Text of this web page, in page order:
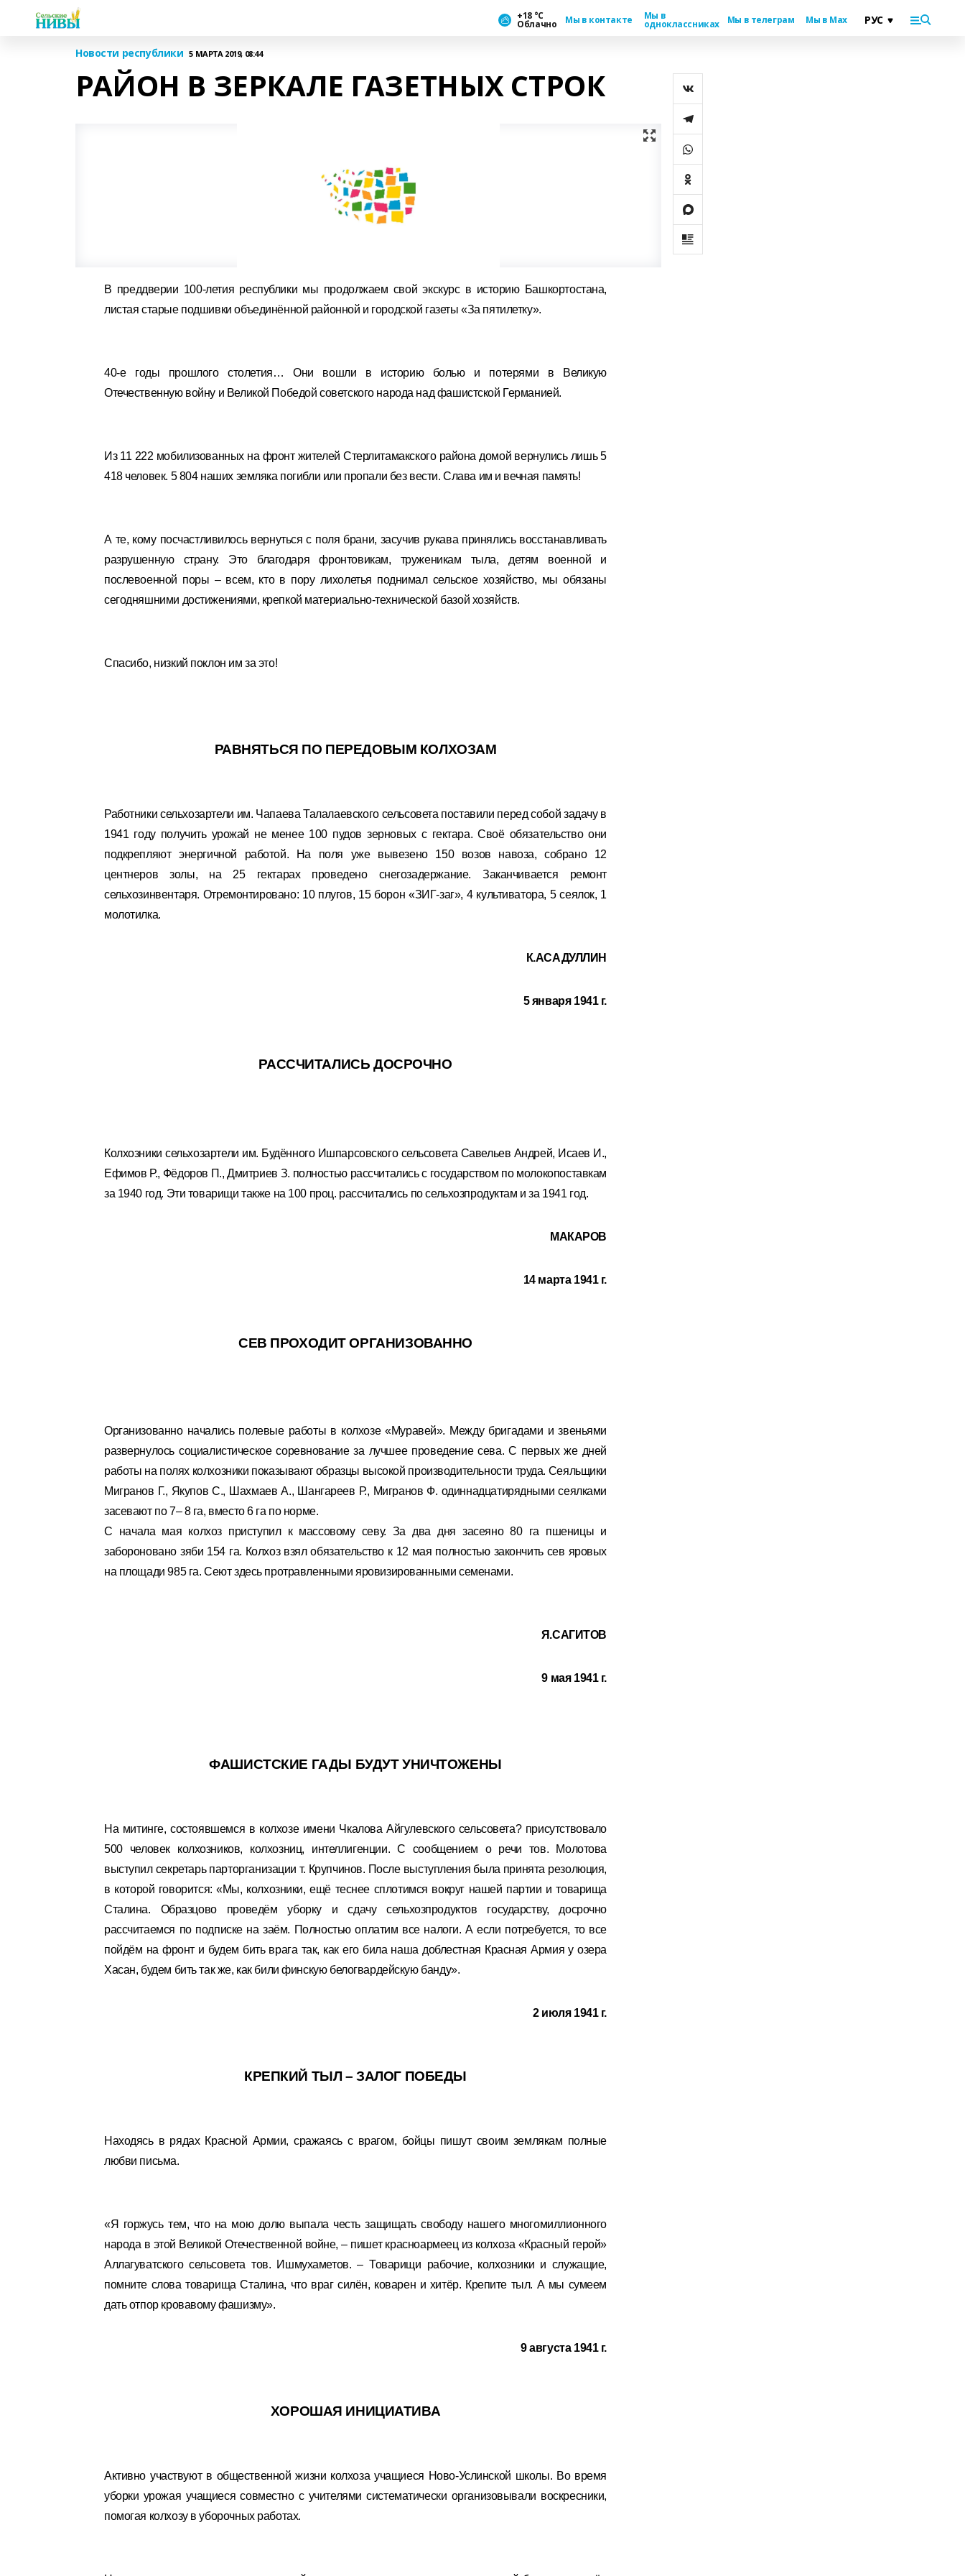
+18 °С
Облачно Мы в контакте Мы в
одноклассниках Мы в телеграм Мы в Max
Новости республики 5 МАРТА 2019, 08:44
РАЙОН В ЗЕРКАЛЕ ГАЗЕТНЫХ СТРОК
В преддверии 100-летия республики мы продолжаем свой экскурс в историю Башкортостана,
листая старые подшивки объединённой районной и городской газеты «За пятилетку».
40-е годы прошлого столетия… Они вошли в историю болью и потерями в Великую
Отечественную войну и Великой Победой советского народа над фашистской Германией.
Из 11 222 мобилизованных на фронт жителей Стерлитамакского района домой вернулись лишь 5
418 человек. 5 804 наших земляка погибли или пропали без вести. Слава им и вечная память!
А те, кому посчастливилось вернуться с поля брани, засучив рукава принялись восстанавливать
разрушенную страну. Это благодаря фронтовикам, труженикам тыла, детям военной и
послевоенной поры – всем, кто в пору лихолетья поднимал сельское хозяйство, мы обязаны
сегодняшними достижениями, крепкой материально-технической базой хозяйств.
Спасибо, низкий поклон им за это!
РАВНЯТЬСЯ ПО ПЕРЕДОВЫМ КОЛХОЗАМ
Работники сельхозартели им. Чапаева Талалаевского сельсовета поставили перед собой задачу в
1941 году получить урожай не менее 100 пудов зерновых с гектара. Своё обязательство они
подкрепляют энергичной работой. На поля уже вывезено 150 возов навоза, собрано 12
центнеров золы, на 25 гектарах проведено снегозадержание. Заканчивается ремонт
сельхозинвентаря. Отремонтировано: 10 плугов, 15 борон «ЗИГ-заг», 4 культиватора, 5 сеялок, 1
молотилка.
К.АСАДУЛЛИН
5 января 1941 г.
РАССЧИТАЛИСЬ ДОСРОЧНО
Колхозники сельхозартели им. Будённого Ишпарсовского сельсовета Савельев Андрей, Исаев И.,
Ефимов Р., Фёдоров П., Дмитриев З. полностью рассчитались с государством по молокопоставкам
за 1940 год. Эти товарищи также на 100 проц. рассчитались по сельхозпродуктам и за 1941 год.
МАКАРОВ
14 марта 1941 г.
СЕВ ПРОХОДИТ ОРГАНИЗОВАННО
Организованно начались полевые работы в колхозе «Муравей». Между бригадами и звеньями
развернулось социалистическое соревнование за лучшее проведение сева. С первых же дней
работы на полях колхозники показывают образцы высокой производительности труда. Сеяльщики
Мигранов Г., Якупов С., Шахмаев А., Шангареев Р., Мигранов Ф. одиннадцатирядными сеялками
засевают по 7– 8 га, вместо 6 га по норме.
С начала мая колхоз приступил к массовому севу. За два дня засеяно 80 га пшеницы и
забороновано зяби 154 га. Колхоз взял обязательство к 12 мая полностью закончить сев яровых
на площади 985 га. Сеют здесь протравленными яровизированными семенами.
Я.САГИТОВ
9 мая 1941 г.
ФАШИСТСКИЕ ГАДЫ БУДУТ УНИЧТОЖЕНЫ
На митинге, состоявшемся в колхозе имени Чкалова Айгулевского сельсовета? присутствовало
500 человек колхозников, колхозниц, интеллигенции. С сообщением о речи тов. Молотова
выступил секретарь парторганизации т. Крупчинов. После выступления была принята резолюция,
в которой говорится: «Мы, колхозники, ещё теснее сплотимся вокруг нашей партии и товарища
Сталина. Образцово проведём уборку и сдачу сельхозпродуктов государству, досрочно
рассчитаемся по подписке на заём. Полностью оплатим все налоги. А если потребуется, то все
пойдём на фронт и будем бить врага так, как его била наша доблестная Красная Армия у озера
Хасан, будем бить так же, как били финскую белогвардейскую банду».
2 июля 1941 г.
КРЕПКИЙ ТЫЛ – ЗАЛОГ ПОБЕДЫ
Находясь в рядах Красной Армии, сражаясь с врагом, бойцы пишут своим землякам полные
любви письма.
«Я горжусь тем, что на мою долю выпала честь защищать свободу нашего многомиллионного
народа в этой Великой Отечественной войне, – пишет красноармеец из колхоза «Красный герой»
Аллагуватского сельсовета тов. Ишмухаметов. – Товарищи рабочие, колхозники и служащие,
помните слова товарища Сталина, что враг силён, коварен и хитёр. Крепите тыл. А мы сумеем
дать отпор кровавому фашизму».
9 августа 1941 г.
ХОРОШАЯ ИНИЦИАТИВА
Активно участвуют в общественной жизни колхоза учащиеся Ново-Услинской школы. Во время
уборки урожая учащиеся совместно с учителями систематически организовывали воскресники,
помогая колхозу в уборочных работах.